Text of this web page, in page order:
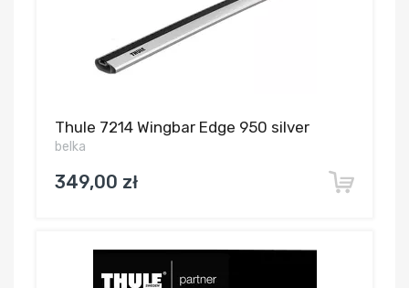
Thule 7214 Wingbar Edge 950 silver
belka
349,00 zł